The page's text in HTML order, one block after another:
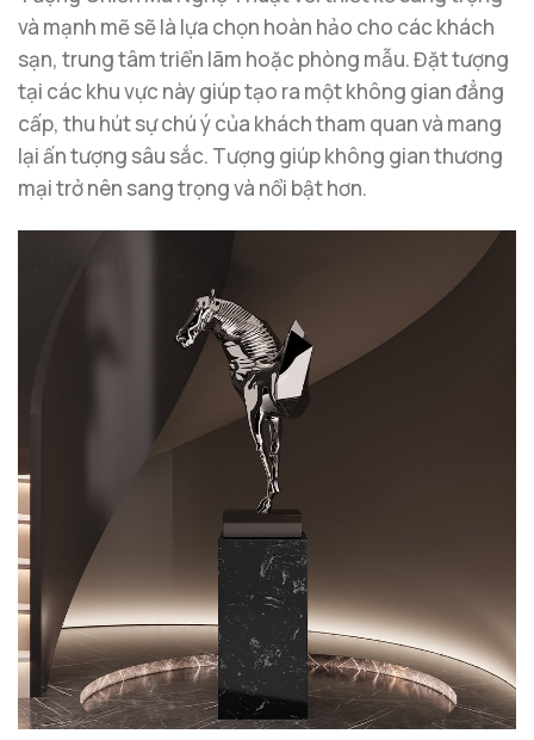
và mạnh mẽ sẽ là lựa chọn hoàn hảo cho các khách
sạn, trung tâm triển lãm hoặc phòng mẫu. Đặt tượng
tại các khu vực này giúp tạo ra một không gian đẳng
cấp, thu hút sự chú ý của khách tham quan và mang
lại ấn tượng sâu sắc. Tượng giúp không gian thương
mại trở nên sang trọng và nổi bật hơn.